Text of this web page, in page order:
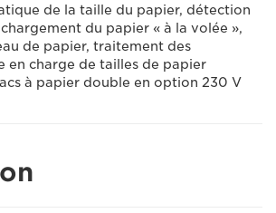
de la taille du papier, détection
du papier « à la volée »,
de papier, traitement des
en charge de tailles de papier
à papier double en option 230 V